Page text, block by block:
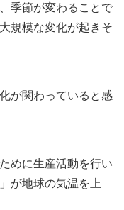
季節が変わることで
規模な変化が起きそ
が関わっていると感
めに生産活動を行い
が地球の気温を上